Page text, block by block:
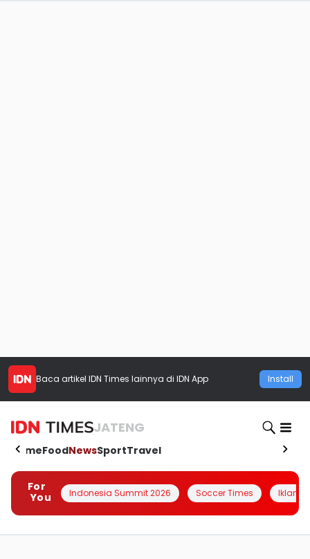
Baca artikel IDN Times lainnya di IDN App Install
JATENG
HomeFoodNewsSportTravel
For
You
Indonesia Summit 2026 Soccer Times Iklanin